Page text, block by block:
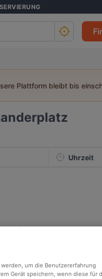
Plattform bleibt bis
Uhrzeit
around Alexanderplatz, so
um die Benutzererfahrung
Gerät speichern, wenn diese für